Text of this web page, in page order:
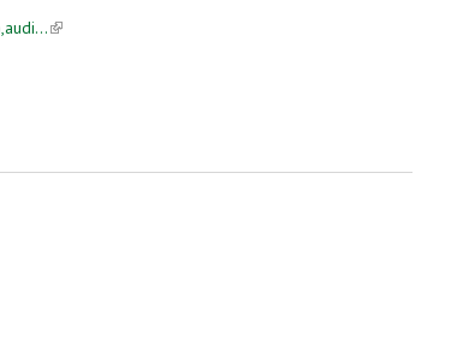
(link is external)